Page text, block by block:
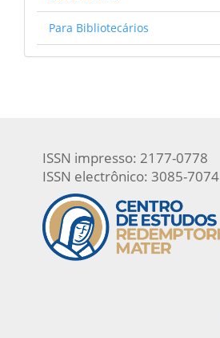
Para Bibliotecários
ISSN impresso: 2177-0778
ISSN electrônico: 3085-7074